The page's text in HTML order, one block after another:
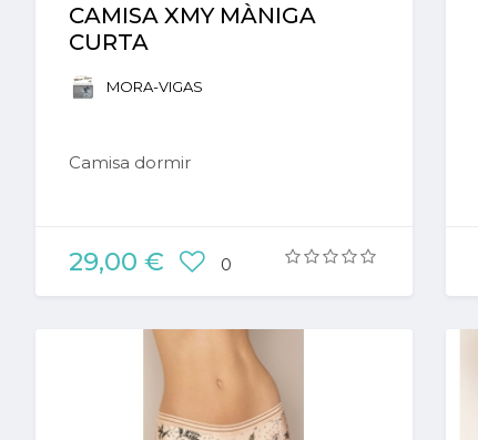
CAMISA XMY MÀNIGA
CURTA
MORA-VIGAS
Camisa dormir
29,00 € 0